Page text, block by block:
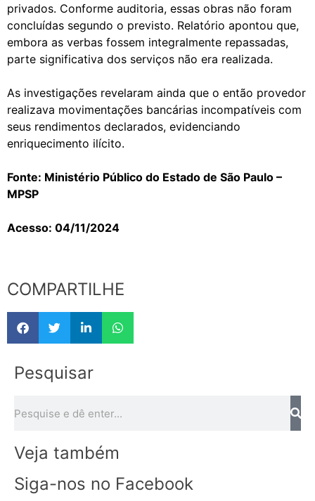
privados. Conforme auditoria, essas obras não foram
concluídas segundo o previsto. Relatório apontou que,
embora as verbas fossem integralmente repassadas,
parte significativa dos serviços não era realizada.
As investigações revelaram ainda que o então provedor
realizava movimentações bancárias incompatíveis com
seus rendimentos declarados, evidenciando
enriquecimento ilícito.
Fonte: Ministério Público do Estado de São Paulo –
MPSP
Acesso: 04/11/2024
COMPARTILHE
Pesquisar
Veja também
Siga-nos no Facebook